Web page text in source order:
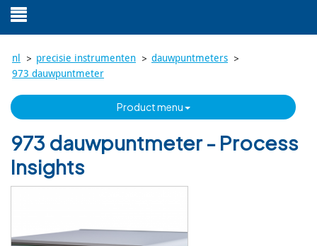
nl > precisie instrumenten > dauwpuntmeters >
973 dauwpuntmeter
product menu
973 dauwpuntmeter - Process
Insights